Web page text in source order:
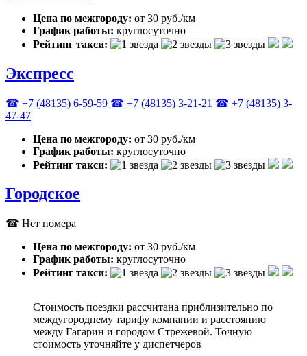
Цена по межгороду: от 30 руб./км
График работы: круглосуточно
Рейтинг такси:
Экспресс
☎ +7 (48135) 6-59-59 ☎ +7 (48135) 3-21-21 ☎ +7 (48135) 3-
47-47
Цена по межгороду: от 30 руб./км
График работы: круглосуточно
Рейтинг такси:
Городское
☎ Нет номера
Цена по межгороду: от 30 руб./км
График работы: круглосуточно
Рейтинг такси:
Стоимость поездки рассчитана приблизительно по
междугороднему тарифу компании и расстоянию
между Гагарин и городом Стрежевой. Точную
стоимость уточняйте у диспетчеров